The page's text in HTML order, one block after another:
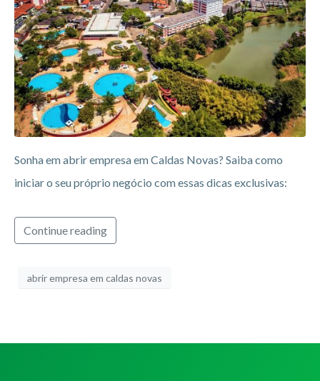
Sonha em abrir empresa em Caldas Novas? Saiba como
iniciar o seu próprio negócio com essas dicas exclusivas:
Continue reading
abrir empresa em caldas novas